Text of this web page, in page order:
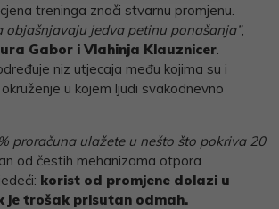
treninga znači stvarnu promjenu.
objašnjavaju jedva petinu ponašanja”,
Gabor i Vlahinja Klauznicer.
niz utjecaja među kojima su i
u kojem ljudi svakodnevno
proračuna ulažete u nešto što pokriva 20
od čestih mehanizama otpora
korist od promjene dolazi u
je trošak prisutan odmah.